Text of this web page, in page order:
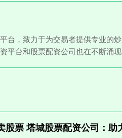
台，致力于为交易者提供专业的
平台和股票配资公司也在不断涌
股票 塔城股票配资公司：助